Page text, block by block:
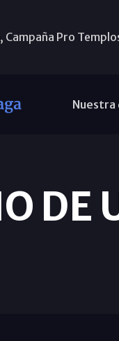
Campaña Pro
Nuestra
DE